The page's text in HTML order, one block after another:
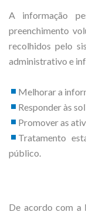
A informação
preenchimento
recolhidos pelo
administrativo e
Melhorar a
Responder às
Promover as
Tratamento
público.
De acordo com a